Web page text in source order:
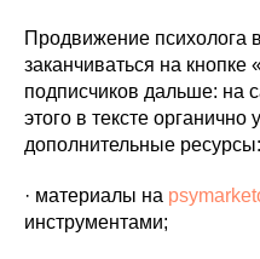
Продвижение психолога
заканчиваться на кнопке
подписчиков дальше: на
этого в тексте органично
дополнительные ресурсы:
· материалы на
инструментами;